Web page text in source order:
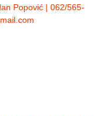
Popović | 062/565-